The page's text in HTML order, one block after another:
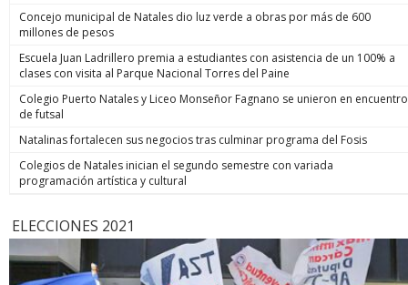
Concejo municipal de Natales dio luz verde a obras por más de 600
millones de pesos
Escuela Juan Ladrillero premia a estudiantes con asistencia de un 100% a
clases con visita al Parque Nacional Torres del Paine
Colegio Puerto Natales y Liceo Monseñor Fagnano se unieron en encuentro
de futsal
Natalinas fortalecen sus negocios tras culminar programa del Fosis
Colegios de Natales inician el segundo semestre con variada
programación artística y cultural
ELECCIONES 2021